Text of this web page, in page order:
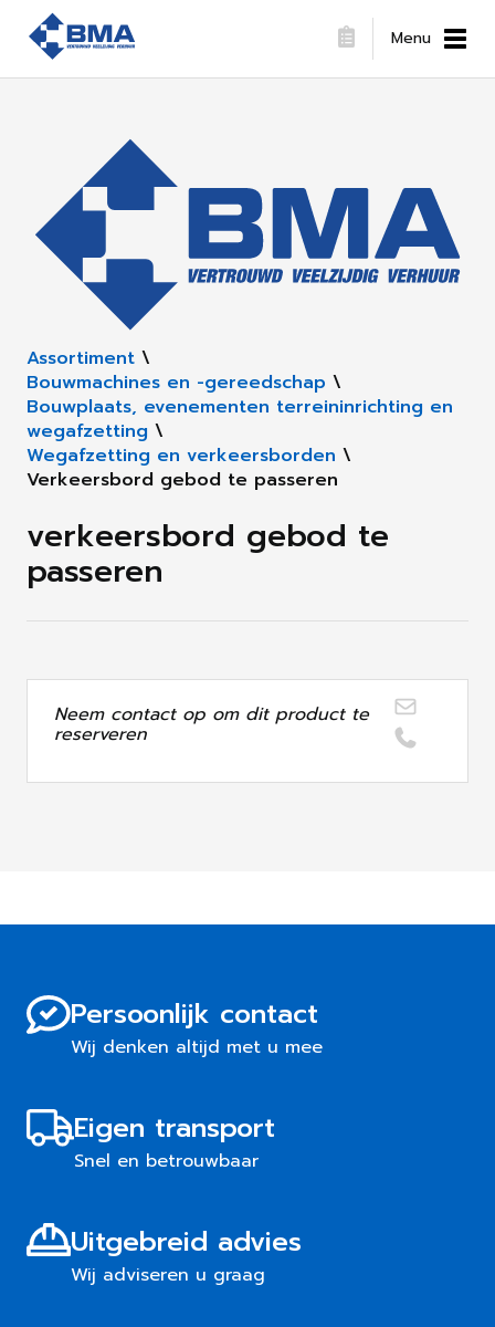
Menu
Assortiment \
Bouwmachines en -gereedschap \
Bouwplaats, evenementen terreininrichting en
wegafzetting \
Wegafzetting en verkeersborden \
Verkeersbord gebod te passeren
verkeersbord gebod te
passeren
Neem contact op om dit product te
reserveren
Persoonlijk contact
Wij denken altijd met u mee
Eigen transport
Snel en betrouwbaar
Uitgebreid advies
Wij adviseren u graag